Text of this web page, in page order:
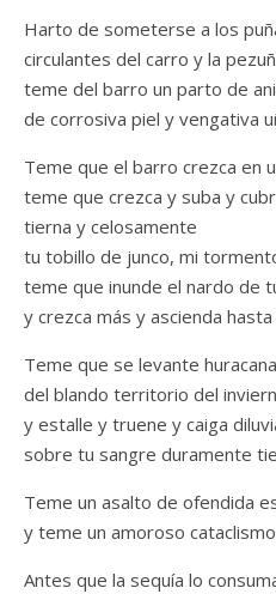
Harto de someterse a los
circulantes del carro y la
teme del barro un parto de
de corrosiva piel y vengativa
Teme que el barro crezca en
teme que crezca y suba y
tierna y celosamente
tu tobillo de junco, mi
teme que inunde el nardo de
y crezca más y ascienda
Teme que se levante
del blando territorio del
y estalle y truene y caiga
sobre tu sangre duramente
Teme un asalto de ofendida
y teme un amoroso
Antes que la sequía lo